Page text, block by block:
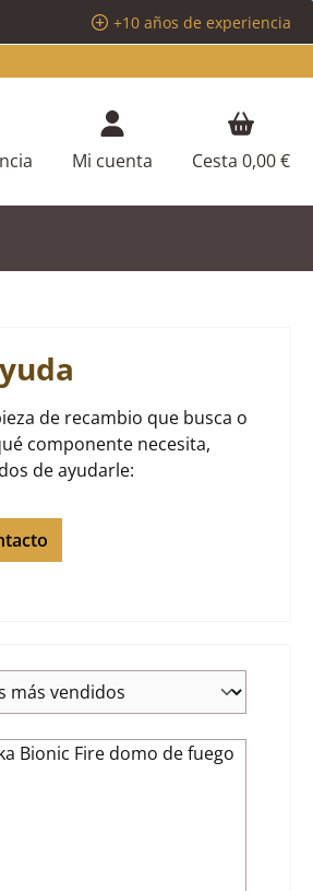
+10 años de experiencia
Tienes 0 artículos en tu lista de
Mi cuenta Cesta 0,00 €
de recambio que busca o
componente necesita,
de ayudarle: